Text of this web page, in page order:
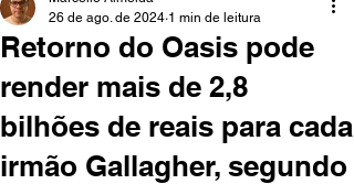
Retorno do Oasis pode
render mais de 2,8
bilhões de reais para cada
irmão Gallagher, segundo
26 de ago. de 2024 1 min de leitura